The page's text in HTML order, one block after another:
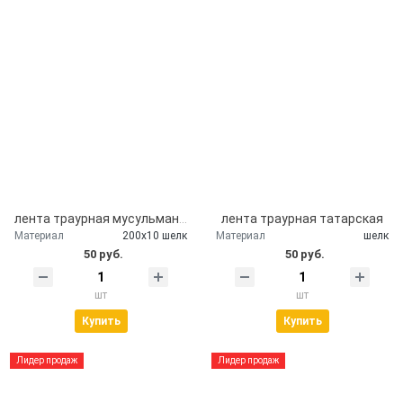
Материал 200х10 шелк
50 руб.
шт
Купить
лента траурная татарская
Материал шелк
50 руб.
шт
Купить
Лидер продаж Лидер продаж